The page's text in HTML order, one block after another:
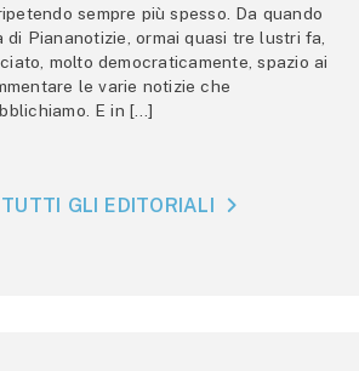
sempre più spesso. Da quando
di Piananotizie, ormai quasi tre lustri fa,
molto democraticamente, spazio ai
le varie notizie che
E in […]
GLI EDITORIALI